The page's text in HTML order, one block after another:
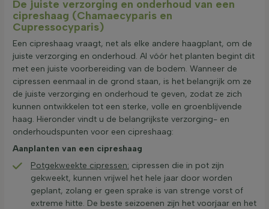
De juiste verzorging en onderhoud van een
cipreshaag (Chamaecyparis en
Cupressocyparis)
Een cipreshaag vraagt, net als elke andere haagplant, om de
juiste verzorging en onderhoud. Al vóór het planten begint dit
met een juiste voorbereiding van de bodem. Wanneer de
cipressen eenmaal in de grond staan, is het belangrijk om ze
de juiste verzorging en onderhoud te geven, zodat ze zich
kunnen ontwikkelen tot een sterke, volle en groenblijvende
haag. Hieronder vindt u de belangrijkste verzorging- en
onderhoudspunten voor een cipreshaag:
Aanplanten van een cipreshaag
Potgekweekte cipressen: cipressen die in pot zijn
gekweekt, kunnen vrijwel het hele jaar door worden
geplant, zolang er geen sprake is van strenge vorst of
extreme hitte. De beste seizoenen zijn het voorjaar en het